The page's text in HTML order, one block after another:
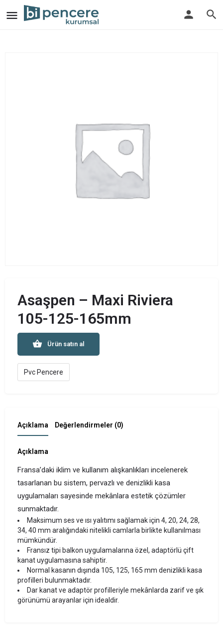
Asaşpen – Maxi Riviera
105-125-165mm
Ürün satın al
Pvc Pencere
Açıklama Değerlendirmeler (0)
Açıklama
Fransa’daki iklim ve kullanım alışkanlıkları incelenerek
tasarlanan bu sistem, pervazlı ve denizlikli kasa
uygulamaları sayesinde mekânlara estetik çözümler
sunmaktadır.
Maksimum ses ve ısı yalıtımı sağlamak için 4, 20, 24, 28,
34, 40 mm aralığındaki nitelikli camlarla birlikte kullanılması
mümkündür.
Fransız tipi balkon uygulamalarına özel, adaptörlü çift
kanat uygulamasına sahiptir.
Normal kasanın dışında 105, 125, 165 mm denizlikli kasa
profilleri bulunmaktadır.
Dar kanat ve adaptör profilleriyle mekânlarda zarif ve şık
görünümü arayanlar için idealdir.